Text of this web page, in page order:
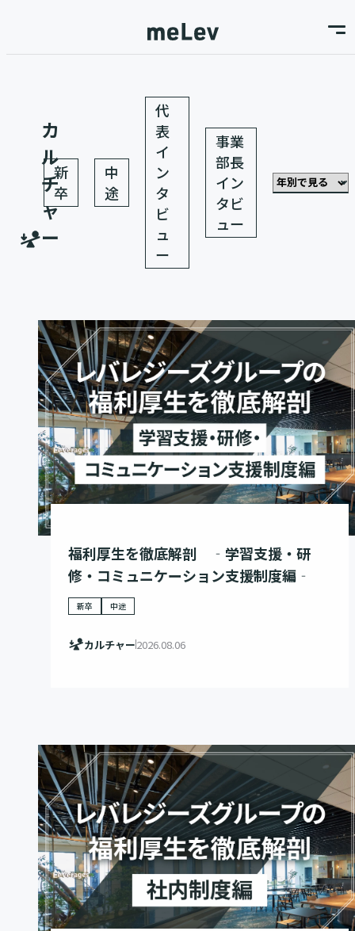
カ
ル
チ
ャ
ー
新
卒
中
途
代
表
イ
ン
タ
ビ
ュ
ー
事業
部長
イン
タビ
ュー
福利厚生を徹底解剖 ‐学習支援・研
修・コミュニケーション支援制度編‐
新卒 中途
カルチャー2026.08.06